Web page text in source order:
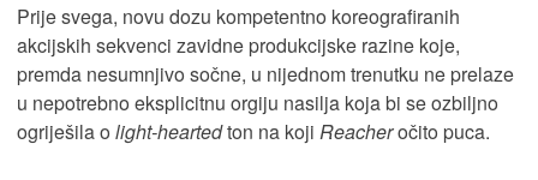
Prije svega, novu dozu kompetentno koreografiranih
akcijskih sekvenci zavidne produkcijske razine koje,
premda nesumnjivo sočne, u nijednom trenutku ne prelaze
u nepotrebno eksplicitnu orgiju nasilja koja bi se ozbiljno
ogriješila o light-heartedton na koji Reacheročito puca.